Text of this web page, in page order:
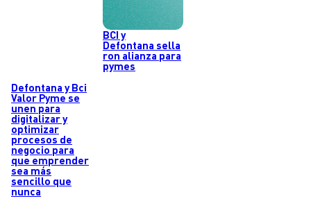
Defontana y Bci
Valor Pyme se
unen para
digitalizar y
optimizar
procesos de
negocio para
que emprender
sea más
sencillo que
nunca
BCI y
Defontana sella
ron alianza para
pymes